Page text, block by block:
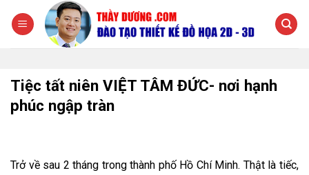
đến
Tiệc tất niên VIỆT TÂM ĐỨC- nơi hạnh
phúc ngập tràn
Trở về sau 2 tháng trong thành phố Hồ Chí Minh. Thật là tiếc,